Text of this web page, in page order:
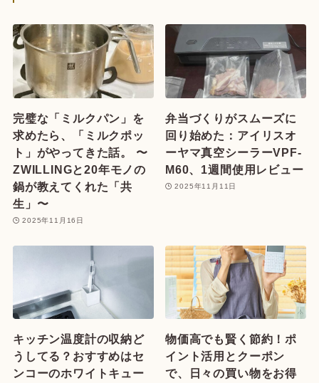
完璧な「ミルクパン」を
求めたら、「ミルクポッ
ト」がやってきた話。 〜
ZWILLINGと20年モノの
鍋が教えてくれた「共
生」〜
2025年11月16日
弁当づくりがスムーズに
回り始めた：アイリスオ
ーヤマ真空シーラーVPF-
M60、1週間使用レビュー
2025年11月11日
キッチン温度計の収納ど
うしてる？おすすめはセ
ンコーのホワイトキュー
物価高でも賢く節約！ポ
イント活用とクーポン
で、日々の買い物をお得